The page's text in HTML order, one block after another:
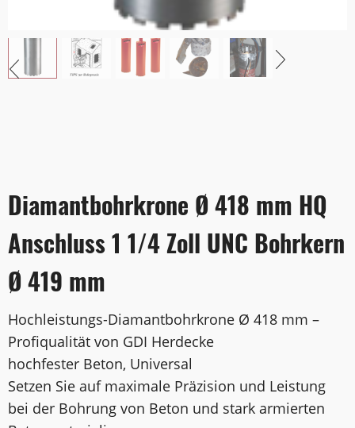
Diamantbohrkrone Ø 418 mm HQ
Anschluss 1 1/4 Zoll UNC Bohrkern
Ø 419 mm
Hochleistungs-Diamantbohrkrone Ø 418 mm –
Profiqualität von GDI Herdecke
hochfester Beton, Universal
Setzen Sie auf maximale Präzision und Leistung
bei der Bohrung von Beton und stark armierten